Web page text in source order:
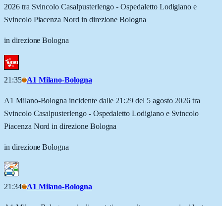
2026 tra Svincolo Casalpusterlengo - Ospedaletto Lodigiano e
Svincolo Piacenza Nord in direzione Bologna
in direzione Bologna
21:35 A1 Milano-Bologna
A1 Milano-Bologna incidente dalle 21:29 del 5 agosto 2026 tra
Svincolo Casalpusterlengo - Ospedaletto Lodigiano e Svincolo
Piacenza Nord in direzione Bologna
in direzione Bologna
21:34 A1 Milano-Bologna